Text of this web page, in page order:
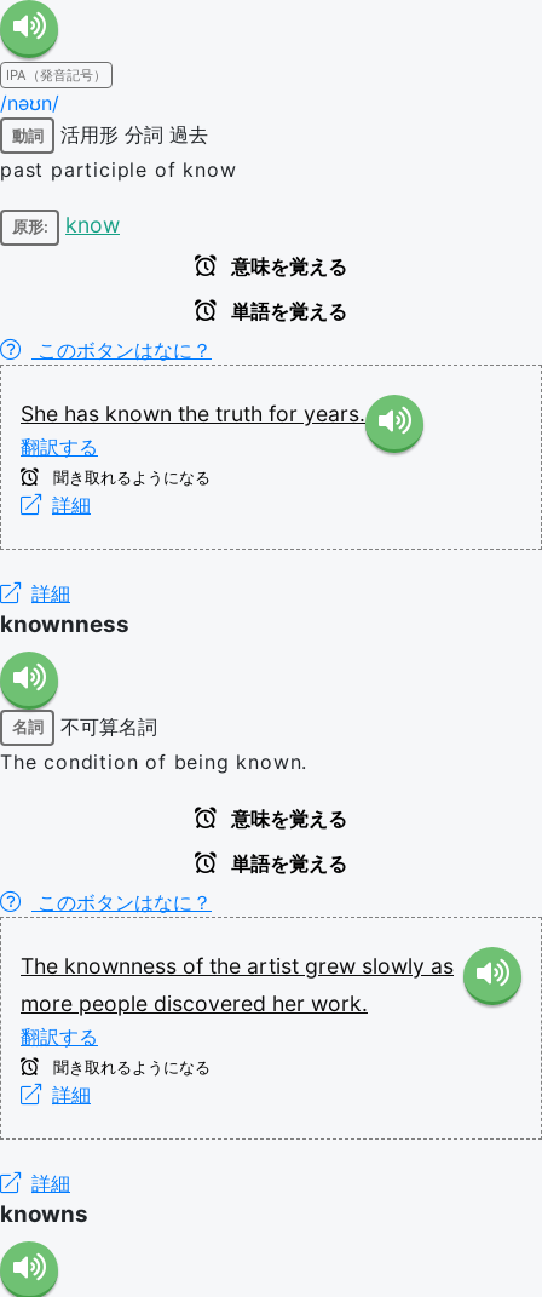
IPA（発音記号）
/nəʊn/
動詞 活用形 分詞 過去
past participle of know
原形: know
意味を覚える
単語を覚える
このボタンはなに？
She has known the truth for years.
翻訳する
聞き取れるようになる
詳細
詳細
knownness
名詞
不可算名詞
The condition of being known.
意味を覚える
単語を覚える
このボタンはなに？
The knownness of the artist grew slowly as
more people discovered her work.
翻訳する
聞き取れるようになる
詳細
詳細
knowns